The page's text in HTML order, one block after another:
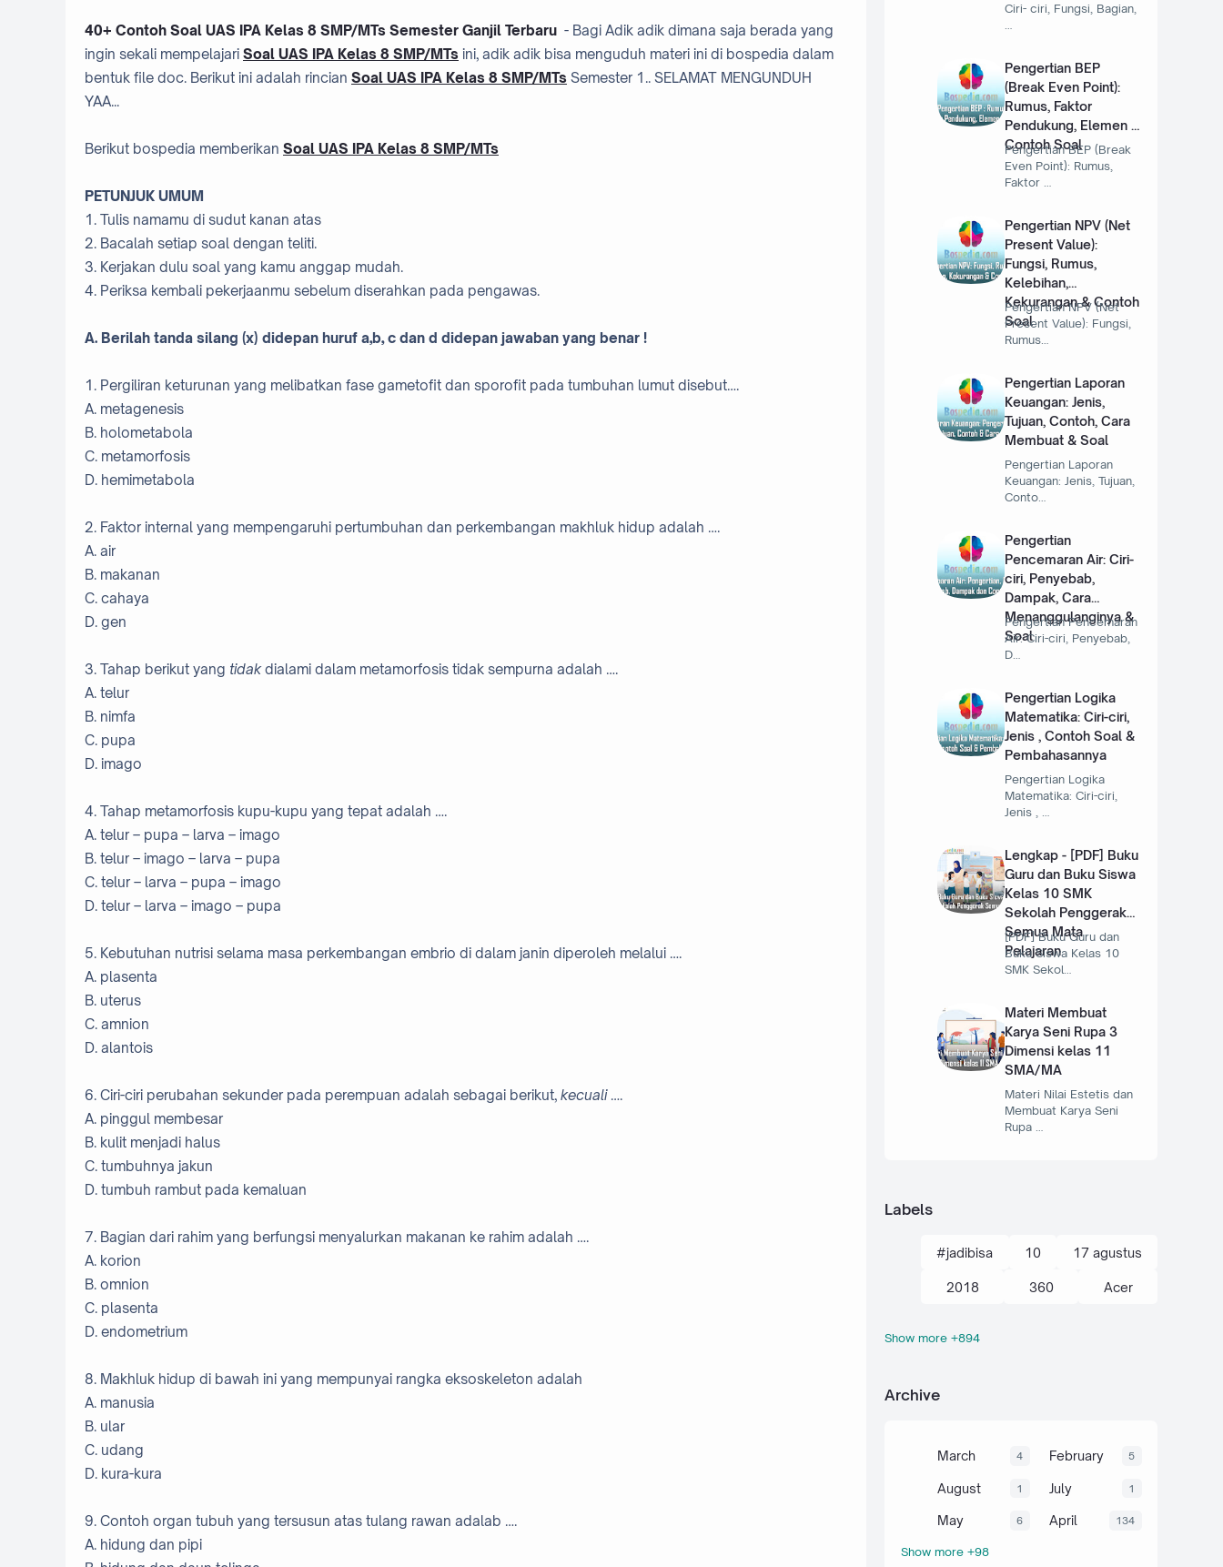
40+ Contoh Soal UAS IPA Kelas 8 SMP/MTs Semester Ganjil Terbaru - Bagi Adik adik dimana saja berada yang
ingin sekali mempelajari Soal UAS IPA Kelas 8 SMP/MTs ini, adik adik bisa menguduh materi ini di bospedia dalam
bentuk file doc. Berikut ini adalah rincian Soal UAS IPA Kelas 8 SMP/MTs Semester 1.. SELAMAT MENGUNDUH
YAA...
Berikut bospedia memberikan Soal UAS IPA Kelas 8 SMP/MTs
PETUNJUK UMUM
1. Tulis namamu di sudut kanan atas
2. Bacalah setiap soal dengan teliti.
3. Kerjakan dulu soal yang kamu anggap mudah.
4. Periksa kembali pekerjaanmu sebelum diserahkan pada pengawas.
A. Berilah tanda silang (x) didepan huruf a,b, c dan d didepan jawaban yang benar !
1. Pergiliran keturunan yang melibatkan fase gametofit dan sporofit pada tumbuhan lumut disebut….
A. metagenesis
B. holometabola
C. metamorfosis
D. hemimetabola
2. Faktor internal yang mempengaruhi pertumbuhan dan perkembangan makhluk hidup adalah ….
A. air
B. makanan
C. cahaya
D. gen
3. Tahap berikut yang tidakdialami dalam metamorfosis tidak sempurna adalah ….
A. telur
B. nimfa
C. pupa
D. imago
4. Tahap metamorfosis kupu-kupu yang tepat adalah ….
A. telur – pupa – larva – imago
B. telur – imago – larva – pupa
C. telur – larva – pupa – imago
D. telur – larva – imago – pupa
5. Kebutuhan nutrisi selama masa perkembangan embrio di dalam janin diperoleh melalui ….
A. plasenta
B. uterus
C. amnion
D. alantois
6. Ciri-ciri perubahan sekunder pada perempuan adalah sebagai berikut, kecuali….
A. pinggul membesar
B. kulit menjadi halus
C. tumbuhnya jakun
D. tumbuh rambut pada kemaluan
7. Bagian dari rahim yang berfungsi menyalurkan makanan ke rahim adalah ….
A. korion
B. omnion
C. plasenta
D. endometrium
8. Makhluk hidup di bawah ini yang mempunyai rangka eksoskeleton adalah
A. manusia
B. ular
C. udang
D. kura-kura
9. Contoh organ tubuh yang tersusun atas tulang rawan adalab ….
A. hidung dan pipi
Ciri- ciri, Fungsi, Bagian,
Pengertian BEP
(Break Even Point):
Rumus, Faktor
Pendukung, Elemen &
Contoh Soal
Pengertian BEP (Break
Even Point): Rumus,
Faktor …
Pengertian NPV (Net
Present Value):
Fungsi, Rumus,
Kelebihan,
Kekurangan & Contoh
Soal
Pengertian NPV (Net
Present Value): Fungsi,
Rumus…
Pengertian Laporan
Keuangan: Jenis,
Tujuan, Contoh, Cara
Membuat & Soal
Pengertian Laporan
Keuangan: Jenis, Tujuan,
Conto…
Pengertian
Pencemaran Air: Ciri-
ciri, Penyebab,
Dampak, Cara
Menanggulanginya &
Soal
Pengertian Pencemaran
Air: Ciri-ciri, Penyebab,
D…
Pengertian Logika
Matematika: Ciri-ciri,
Jenis , Contoh Soal &
Pembahasannya
Pengertian Logika
Matematika: Ciri-ciri,
Jenis , …
Lengkap - [PDF] Buku
Guru dan Buku Siswa
Kelas 10 SMK
Sekolah Penggerak
Semua Mata
Pelajaran
[PDF] Buku Guru dan
Buku Siswa Kelas 10
SMK Sekol…
Materi Membuat
Karya Seni Rupa 3
Dimensi kelas 11
SMA/MA
Materi Nilai Estetis dan
Membuat Karya Seni
Rupa …
Labels
#jadibisa 10 17 agustus
2018 360 Acer
action kamera
akhir tahun akuntansi
al-quran hadits alami alat
aljabar Alkana amalan
Anaerob
Show more +894
Archive
March 4 February 5
August 1 July 1
May 6 April 134
Show more +98